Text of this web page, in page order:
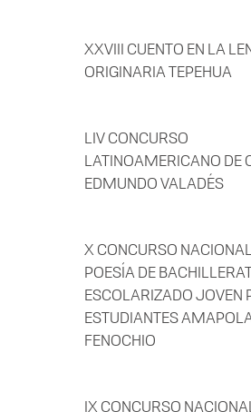
XXVIII CUENTO EN LA
ORIGINARIA TEPEHUA
LIV CONCURSO
LATINOAMERICANO DE
EDMUNDO VALADÉS
X CONCURSO
POESÍA DE
ESCOLARIZADO JOVEN
ESTUDIANTES
FENOCHIO
IX CONCURSO